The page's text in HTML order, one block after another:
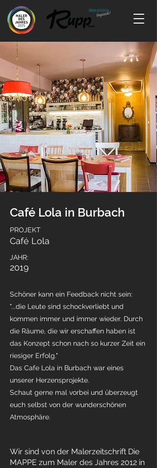
Café Lola in Burbach
PROJEKT
Café Lola
JAHR:
2019
Schöner kann ein Feedback nicht sein:
"...die Leute sind schockverliebt und
kommen immer und immer wieder. Durch
die Räume, die wir erschaffen haben ist
das Konzept schon nach so kurzer Zeit ein
riesiger Erfolg."
Das Cafe Lola in Burbach war eines
unserer Herzensprojekte.
Schaut gerne mal vorbei und überzeugt
euch selbst von der wunderschönen
Atmosphäre.
Wir sind von der Malerzeitschrift Die
MAPPE zum Maler des Jahres 2012 in